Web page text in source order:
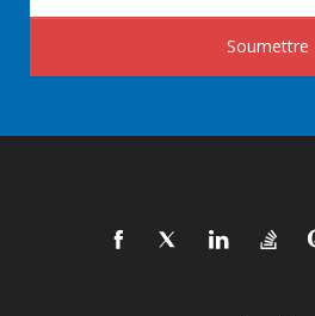
Soumettre